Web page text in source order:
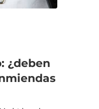
¿deben